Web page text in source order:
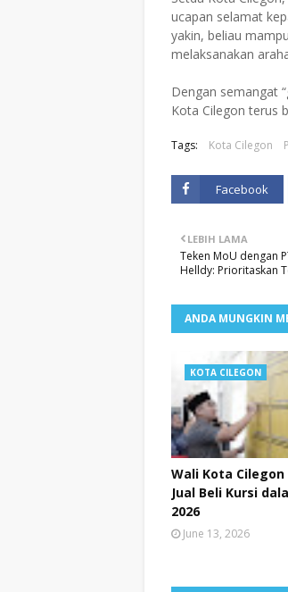
ucapan selamat
yakin, beliau
melaksanakan
Dengan semangat
Kota Cilegon terus
Tags: Kota Cilegon
Facebook
LEBIH LAMA
Teken MoU dengan
Helldy: Prioritaskan
ANDA MUNGKIN
KOTA CILEGON
Wali Kota
Jual Beli Kursi
2026
June 13, 2026